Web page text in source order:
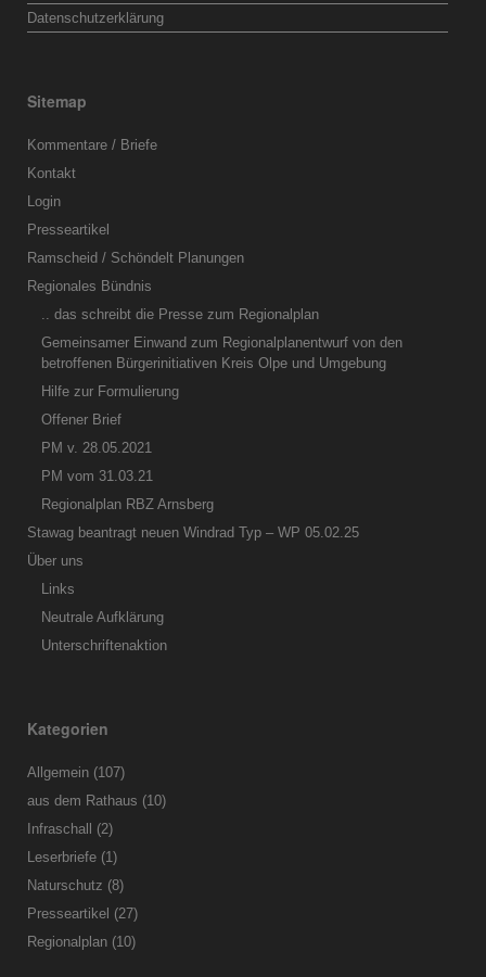
Datenschutzerklärung
Sitemap
Kommentare / Briefe
Kontakt
Login
Presseartikel
Ramscheid / Schöndelt Planungen
Regionales Bündnis
.. das schreibt die Presse zum Regionalplan
Gemeinsamer Einwand zum Regionalplanentwurf von den
betroffenen Bürgerinitiativen Kreis Olpe und Umgebung
Hilfe zur Formulierung
Offener Brief
PM v. 28.05.2021
PM vom 31.03.21
Regionalplan RBZ Arnsberg
Stawag beantragt neuen Windrad Typ – WP 05.02.25
Über uns
Links
Neutrale Aufklärung
Unterschriftenaktion
Kategorien
Allgemein (107)
aus dem Rathaus (10)
Infraschall
(2)
Leserbriefe (1)
Naturschutz (8)
Presseartikel (27)
Regionalplan (10)